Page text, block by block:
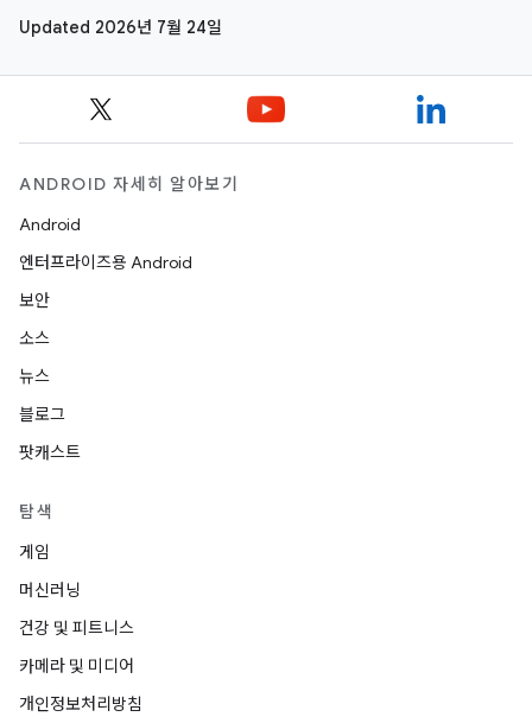
Updated 2026년 7월 24일
ANDROID 자세히 알아보기
Android
엔터프라이즈용 Android
보안
소스
뉴스
블로그
팟캐스트
탐색
게임
머신러닝
건강 및 피트니스
카메라 및 미디어
개인정보처리방침